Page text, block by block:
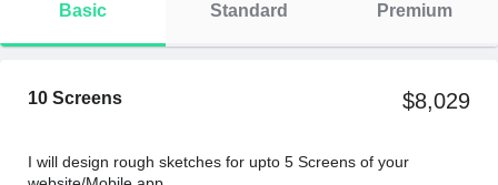
Basic Standard Premium
10 Screens $8,029
I will design rough sketches for upto 5 Screens of your